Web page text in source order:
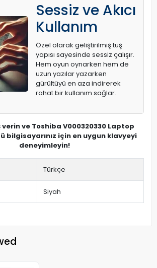
Sessiz ve Akıcı
Kullanım
Özel olarak geliştirilmiş tuş
yapısı sayesinde sessiz çalışır.
Hem oyun oynarken hem de
uzun yazılar yazarken
gürültüyü en aza indirerek
rahat bir kullanım sağlar.
ve Toshiba V000320330 Laptop
bilgisayarınız için en uygun klavyeyi
deneyimleyin!
Türkçe
Siyah